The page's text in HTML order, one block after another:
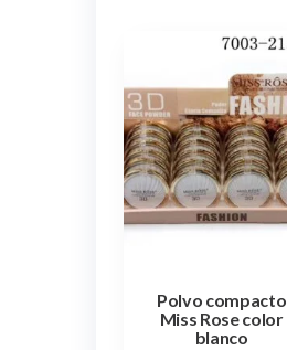
Polvo compacto
Miss Rose color
blanco